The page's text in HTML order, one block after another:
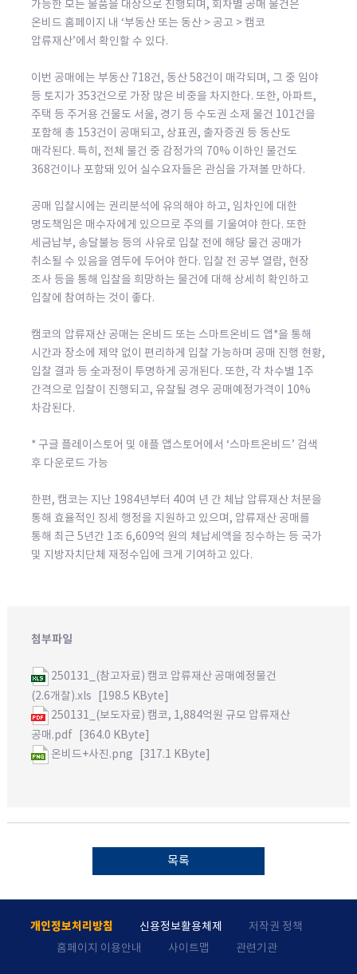
가능한 모든 물품을 대상으로 진행되며, 회차별 공매 물건은
온비드 홈페이지 내 ‘부동산 또는 동산 > 공고 > 캠코
압류재산’에서 확인할 수 있다.
이번 공매에는 부동산 718건, 동산 58건이 매각되며, 그 중 임야
등 토지가 353건으로 가장 많은 비중을 차지한다. 또한, 아파트,
주택 등 주거용 건물도 서울, 경기 등 수도권 소재 물건 101건을
포함해 총 153건이 공매되고, 상표권, 출자증권 등 동산도
매각된다. 특히, 전체 물건 중 감정가의 70% 이하인 물건도
368건이나 포함돼 있어 실수요자들은 관심을 가져볼 만하다.
공매 입찰시에는 권리분석에 유의해야 하고, 임차인에 대한
명도책임은 매수자에게 있으므로 주의를 기울여야 한다. 또한
세금납부, 송달불능 등의 사유로 입찰 전에 해당 물건 공매가
취소될 수 있음을 염두에 두어야 한다. 입찰 전 공부 열람, 현장
조사 등을 통해 입찰을 희망하는 물건에 대해 상세히 확인하고
입찰에 참여하는 것이 좋다.
캠코의 압류재산 공매는 온비드 또는 스마트온비드 앱*을 통해
시간과 장소에 제약 없이 편리하게 입찰 가능하며 공매 진행 현황,
입찰 결과 등 全과정이 투명하게 공개된다. 또한, 각 차수별 1주
간격으로 입찰이 진행되고, 유찰될 경우 공매예정가격이 10%
차감된다.
* 구글 플레이스토어 및 애플 앱스토어에서 ‘스마트온비드’ 검색
후 다운로드 가능
한편, 캠코는 지난 1984년부터 40여 년 간 체납 압류재산 처분을
통해 효율적인 징세 행정을 지원하고 있으며, 압류재산 공매를
통해 최근 5년간 1조 6,609억 원의 체납세액을 징수하는 등 국가
및 지방자치단체 재정수입에 크게 기여하고 있다.
첨부파일
250131_(참고자료) 캠코 압류재산 공매예정물건
(2.6개찰).xls [198.5 KByte]
250131_(보도자료) 캠코, 1,884억원 규모 압류재산
공매.pdf [364.0 KByte]
온비드+사진.png [317.1 KByte]
목록
개인정보처리방침 신용정보활용체제
저작권 정책
홈페이지 이용안내
사이트맵 관련기관